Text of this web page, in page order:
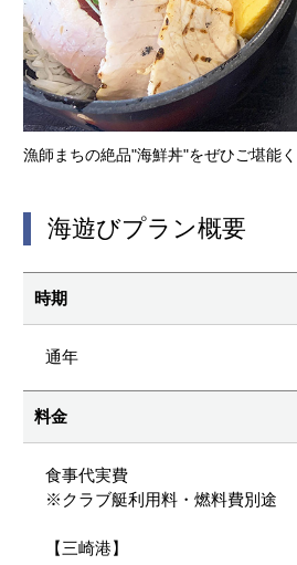
漁師まちの絶品"海鮮丼"をぜひご堪能く
海遊びプラン概要
時期
通年
料金
食事代実費
※クラブ艇利用料・燃料費別途
【三崎港】